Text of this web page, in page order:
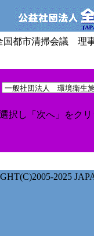
国都市清掃会議 理
択し「次へ」をク
2025